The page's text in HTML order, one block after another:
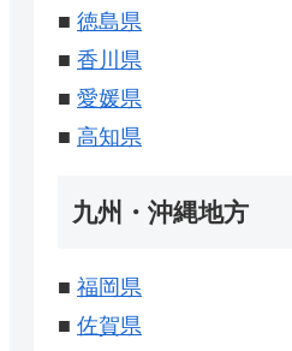
■ 徳島県
■ 香川県
■ 愛媛県
■ 高知県
九州・沖縄地方
■ 福岡県
■ 佐賀県